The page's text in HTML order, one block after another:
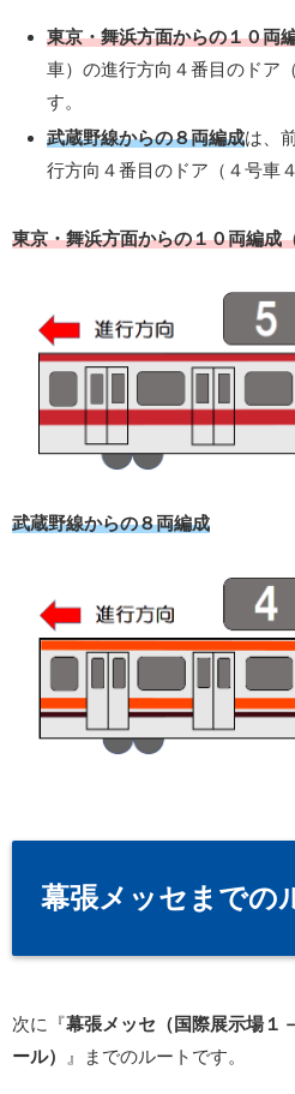
東京・舞浜方面からの１０両
車）の進行方向４番目のドア
す。
武蔵野線からの８両編成は、
行方向４番目のドア（４号車
東京・舞浜方面からの１０両編成
武蔵野線からの８両編成
幕張メッセまでの
次に『幕張メッセ（国際展示場１
ール）
』までのルートです。